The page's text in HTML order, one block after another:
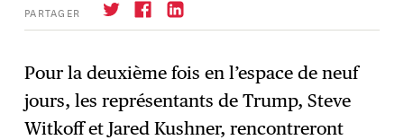
PARTAGER
→ S'abonner
Pour la deuxième fois en l’espace de neuf
jours, les représentants de Trump, Steve
Witkoff et Jared Kushner, rencontreront